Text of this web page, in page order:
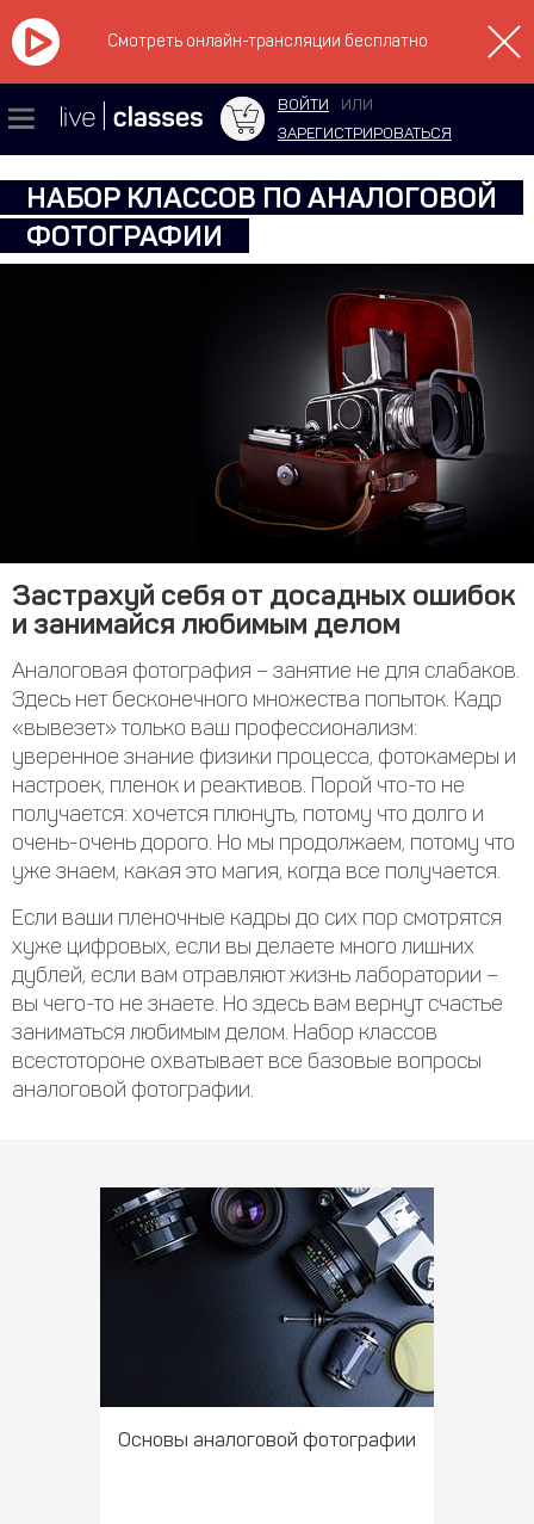
Смотреть онлайн-трансляции бесплатно
ВОЙТИ
ИЛИ
ЗАРЕГИСТРИРОВАТЬСЯ
НАБОР КЛАССОВ ПО АНАЛОГОВОЙ
ФОТОГРАФИИ
Застрахуй себя от досадных ошибок
и занимайся любимым делом
Аналоговая фотография – занятие не для слабаков.
Здесь нет бесконечного множества попыток. Кадр
«вывезет» только ваш профессионализм:
уверенное знание физики процесса, фотокамеры и
настроек, пленок и реактивов. Порой что-то не
получается: хочется плюнуть, потому что долго и
очень-очень дорого. Но мы продолжаем, потому что
уже знаем, какая это магия, когда все получается.
Если ваши пленочные кадры до сих пор смотрятся
хуже цифровых, если вы делаете много лишних
дублей, если вам отравляют жизнь лаборатории –
вы чего-то не знаете. Но здесь вам вернут счастье
заниматься любимым делом. Набор классов
всестотороне охватывает все базовые вопросы
аналоговой фотографии.
Основы аналоговой фотографии